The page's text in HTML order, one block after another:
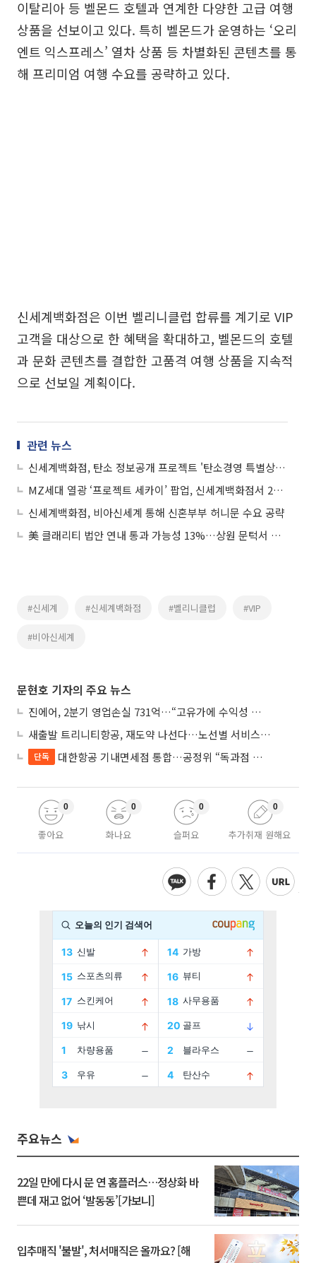
이탈리아 등 벨몬드 호텔과 연계한 다양한 고급 여행
상품을 선보이고 있다. 특히 벨몬드가 운영하는 ‘오리
엔트 익스프레스’ 열차 상품 등 차별화된 콘텐츠를 통
해 프리미엄 여행 수요를 공략하고 있다.
신세계백화점은 이번 벨리니클럽 합류를 계기로 VIP
고객을 대상으로 한 혜택을 확대하고, 벨몬드의 호텔
과 문화 콘텐츠를 결합한 고품격 여행 상품을 지속적
으로 선보일 계획이다.
관련 뉴스
신세계백화점, 탄소 정보공개 프로젝트 '탄소경영 특별상' 수상
MZ세대 열광 ‘프로젝트 세카이’ 팝업, 신세계백화점서 220여종 굿즈 공개
신세계백화점, 비아신세계 통해 신혼부부 허니문 수요 공략
美 클래리티 법안 연내 통과 가능성 13%…상원 문턱서 제동
#신세계 #신세계백화점 #벨리니클럽 #VIP
#비아신세계
문현호 기자의 주요 뉴스
진에어, 2분기 영업손실 731억…“고유가에 수익성 악화”
새출발 트리니티항공, 재도약 나선다…노선별 서비스 차별화
단독 대한항공 기내면세점 통합…공정위 “독과점 여부 따진다”
좋아요
0
화나요
0
슬퍼요
0
추가취재 원해요
0
주요뉴스
22일 만에 다시 문 연 홈플러스…정상화 바
쁜데 재고 없어 ‘발동동’[가보니]
입추매직 '불발', 처서매직은 올까요? [해